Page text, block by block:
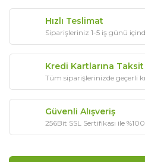
Hızlı Teslimat
Siparişleriniz 1-5 iş günü
Kredi Kartlarına Taksit
Tüm siparişlerinizde geçerli
Güvenli Alışveriş
256Bit SSL Sertifikası ile